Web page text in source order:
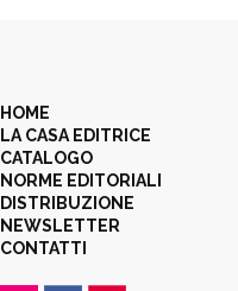
HOME
LA CASA EDITRICE
CATALOGO
NORME EDITORIALI
DISTRIBUZIONE
NEWSLETTER
CONTATTI